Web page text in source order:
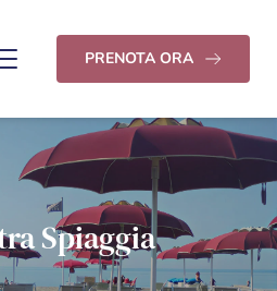
PRENOTA ORA
Spiaggia